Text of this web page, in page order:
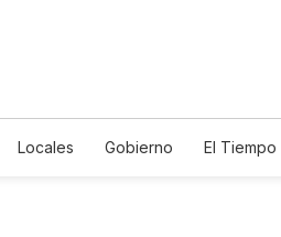
Locales Gobierno El Tiempo